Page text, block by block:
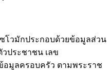
โวมักประกอบด้วยข้อมูลส่วน
ประชาชน เลข
อมูลครอบครัว ตามพระราช